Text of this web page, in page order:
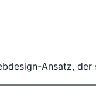
Ansatz,